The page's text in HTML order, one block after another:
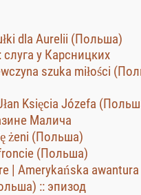
dla Aurelii (Польша)
у Карсницких
szuka miłości
Księcia Józefa
Малича
żeni (Польша)
(Польша)
| Amerykańska
:: эпизод